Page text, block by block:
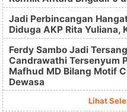
Jadi Perbincangan
Diduga AKP Rita Yuliana,
Ferdy Sambo Jadi
Candrawathi Tersenyum
Mafhud MD Bilang Motif
Dewasa
Lihat